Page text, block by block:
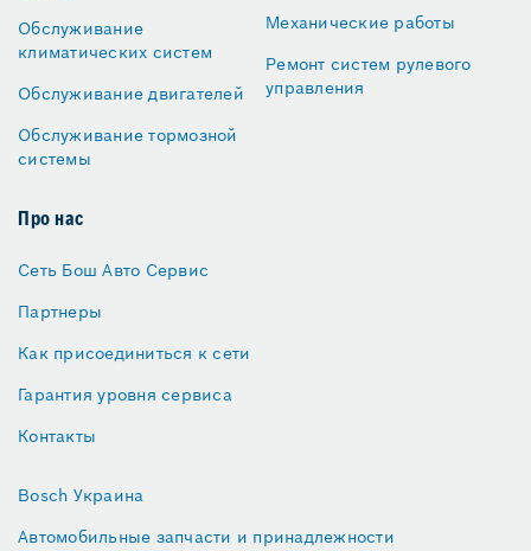
Обслуживание
климатических систем
Обслуживание двигателей
Обслуживание тормозной
системы
Механические работы
Ремонт систем рулевого
управления
Про нас
Сеть Бош Авто Сервис
Партнеры
Как присоединиться к сети
Гарантия уровня сервиса
Контакты
Bosch Украина
Автомобильные запчасти и принадлежности